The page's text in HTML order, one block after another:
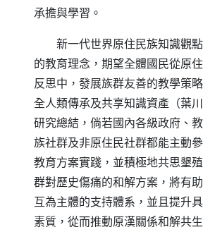
承擔與學習。
新一代世界原住民族知識觀點
的教育理念，期望全體國民從原
反思中，發展族群友善的教學策
全人類傳承及共享知識資產（葉
研究總結，倘若國內各級政府、
族社群及非原住民社群都能主動
教育方案實踐，並積極地共思墾
群對歷史傷痛的和解方案，將有
互為主體的支持體系，並且提升
素質，從而推動原漢關係和解共